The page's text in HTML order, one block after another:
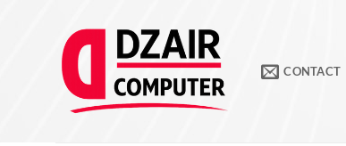
CONTACT